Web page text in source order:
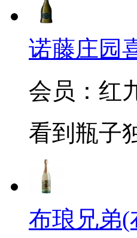
诺藤庄园
会员：红
看到瓶子
布琅兄弟(